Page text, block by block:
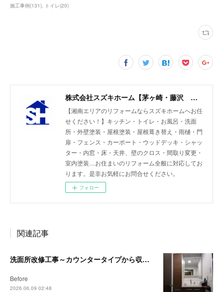
施工事例(131) トイレ(20)
株式会社スズキホーム【茅ヶ崎・藤沢 湘南エリアのリフォーム】
【湘南エリアのリフォームならスズキホームへお任
せください！】キッチン・トイレ・お風呂・洗面
所・外壁塗装・屋根塗装・屋根葺き替え・雨樋・門
扉・フェンス・カーポート・ウッドデッキ・シャッ
ター・内窓・床・天井、壁のクロス・間取り変更・
室内塗装…お住まいのリフォーム全般に対応してお
ります。是非お気軽にお問合せください。
フォロー
関連記事
洗面所改修工事～カウンタータイプから収納付洗面台へ～【茅ヶ崎・藤沢リフォーム事例】
Before
2026.06.09 02:48